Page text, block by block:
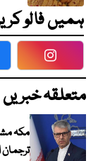
ہمیں فالو
متعلقہ خبریں
مکہ
ترجمان